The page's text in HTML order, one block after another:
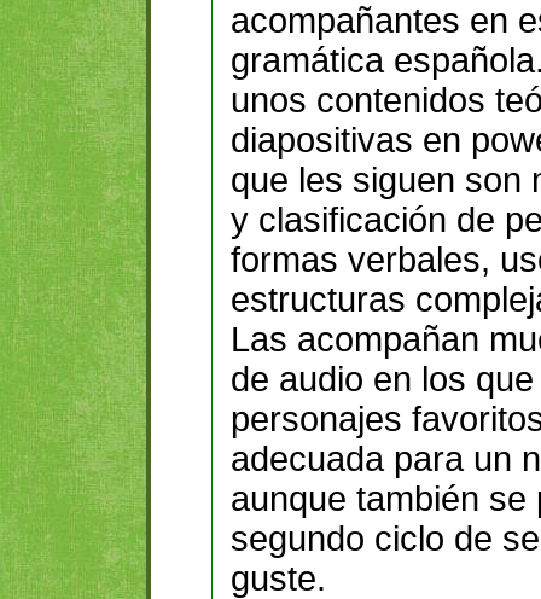
acompañantes en
gramática
unos contenidos
diapositivas en
que les siguen son
y clasificación de
formas verbales,
estructuras
Las acompañan
de audio en los
personajes
adecuada para un
aunque también se
segundo ciclo de
guste.